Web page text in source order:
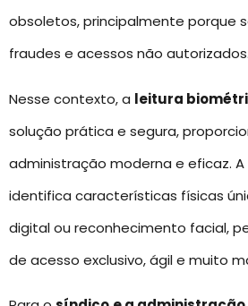
obsoletos, principalmente porque
fraudes e acessos não autorizados.
Nesse contexto, a leitura
solução prática e segura,
administração moderna e eficaz.
identifica características físicas
digital ou reconhecimento facial,
de acesso exclusivo, ágil e muito